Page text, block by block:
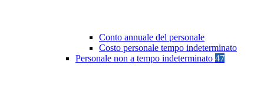
Conto annuale del personale
Costo personale tempo indeterminato
Personale non a tempo indeterminato 47